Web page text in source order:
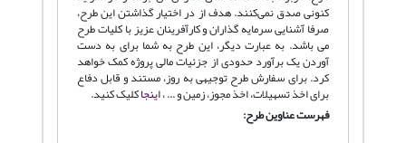
کنونی صدق نمی‌کنند. هدف از در اختیار گذاشتن این طرح،
صرفا آشنایی سرمایه گذاران و کارآفرینان عزیز با کلیات طرح
می باشد. به عبارت دیگر، این طرح به شما برای به دست
آوردن یک برآورد حدودی از جزئیات مالی پروژه کمک خواهد
کرد. برای سفارش طرح توجیهی به روز، مستند و قابل دفاع
برای اخذ تسهیلات، اخذ مجوز، زمین و ... ،اینجاکلیک کنید.
فهرست عناوین طرح: